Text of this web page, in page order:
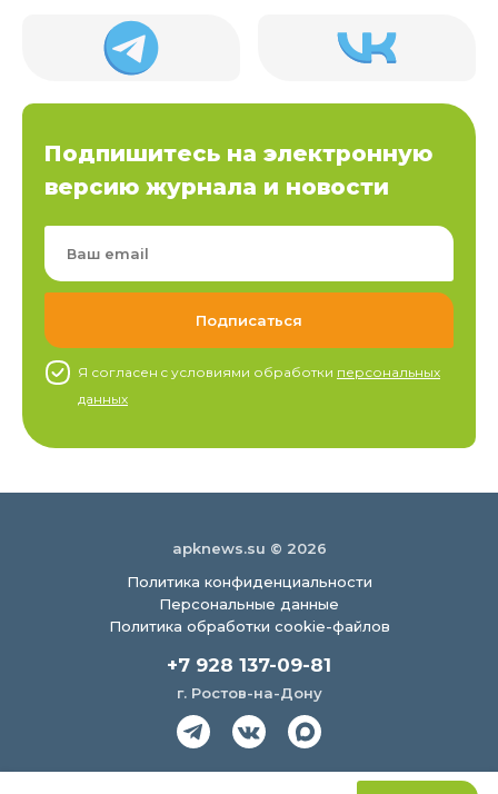
Подпишитесь на электронную
версию журнала и новости
Я согласен c условиями обработки персональных
данных
apknews.su © 2026
Политика конфиденциальности
Персональные данные
Политика обработки cookie-файлов
+7 928 137-09-81
г. Ростов-на-Дону